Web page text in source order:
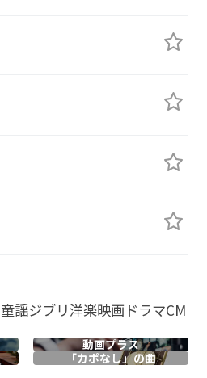
童謡ジブリ洋楽映画ドラマCM
動画プラス
「カポなし」の曲